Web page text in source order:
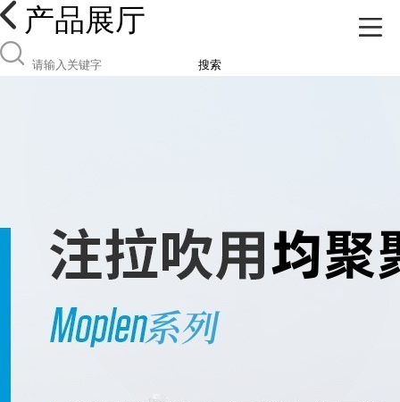
产品展厅
搜索